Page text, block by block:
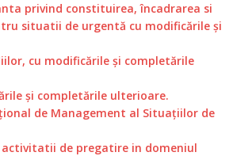
privind constituirea, încadrarea si
situatii de urgentă cu modificările și
cu modificările și completările
și completările ulterioare.
de Management al Situațiilor de
activitatii de pregatire in domeniul